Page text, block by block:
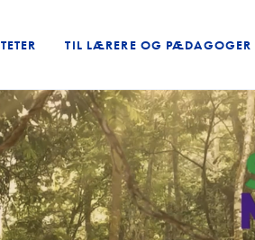
TIL LÆRERE OG PÆDAGOGER